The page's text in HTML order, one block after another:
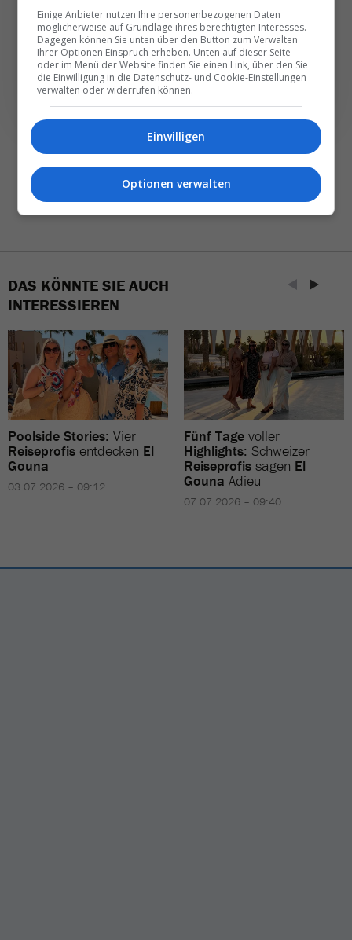
weniger. Bei Travel­news haben Sie die Wahl.
NEWSLETTER ENTDECKEN
DAS KÖNNTE SIE AUCH
INTERESSIEREN
Poolside Stories: Vier
Reiseprofis entdecken El
Gouna
03.07.2026 – 09:12
Fünf Tage voller
Highlights: Schweizer
Reiseprofis sagen El
Gouna Adieu
07.07.2026 – 09:40
Einige Anbieter nutzen Ihre personenbezogenen Daten
möglicherweise auf Grundlage ihres berechtigten Interesses.
Dagegen können Sie unten über den Button zum Verwalten
Ihrer Optionen Einspruch erheben. Unten auf dieser Seite
oder im Menü der Website finden Sie einen Link, über den Sie
die Einwilligung in die Datenschutz- und Cookie-Einstellungen
verwalten oder widerrufen können.
Einwilligen
Optionen verwalten